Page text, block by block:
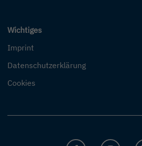
Wichtiges
Imprint
Datenschutzerklärung
Cookies